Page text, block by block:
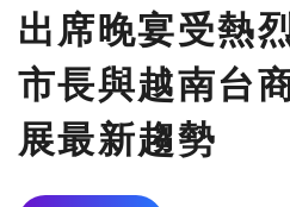
出席晚宴受熱
市長與越南台
展最新趨勢